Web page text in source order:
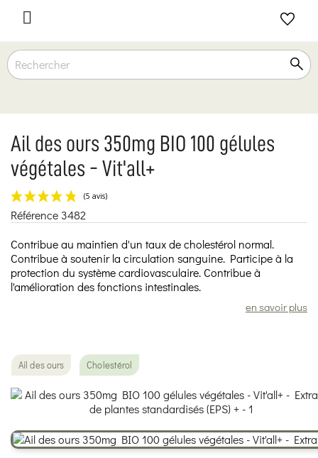

Ail des ours 350mg BIO 100 gélules
végétales - Vit'all+
Référence 3482
Contribue au maintien d'un taux de cholestérol normal.
Contribue à soutenir la circulation sanguine. Participe à la
protection du système cardiovasculaire. Contribue à
l'amélioration des fonctions intestinales.
en savoir plus
Ail des ours Cholestérol